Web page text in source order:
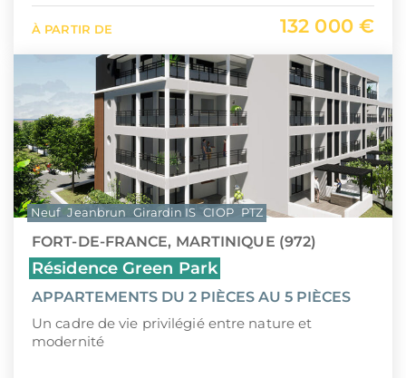
À PARTIR DE 132 000 €
FORT-DE-FRANCE, MARTINIQUE (972)
Résidence Green Park
APPARTEMENTS DU 2 PIÈCES AU 5 PIÈCES
Un cadre de vie privilégié entre nature et
modernité
Neuf Jeanbrun Girardin IS CIOP PTZ